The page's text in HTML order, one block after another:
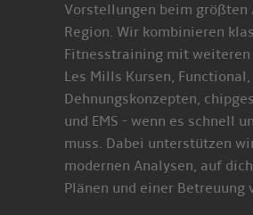
Vorstellungen beim
Region. Wir kombinieren
Fitnesstraining mit weiteren
Les Mills Kursen, Functional,
Dehnungskonzepten,
und EMS - wenn es schnell
muss. Dabei unterstützen
modernen Analysen, auf
Plänen und einer Betreuung